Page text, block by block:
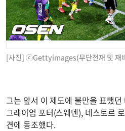
[사진] ⓒGettyimages(무단전재 및 재
그는 앞서 이 제도에 불만을 표했
그레이엄 포터(스웨덴), 네스토르
견에 동조했다.